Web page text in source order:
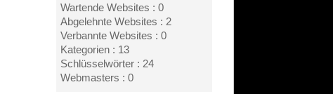
Wartende Websites : 0
Abgelehnte Websites : 2
Verbannte Websites : 0
Kategorien : 13
Schlüsselwörter : 24
Webmasters : 0